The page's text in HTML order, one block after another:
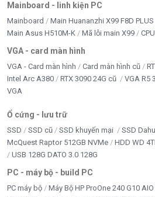
Mainboard - linh kiện PC
Mainboard Main Huananzhi X99 F8D PLUS
Main Asus H510M-K
Mã lỗi main X99 CPU
VGA - card màn hình
VGA - Card màn hình Card màn hình cũ
Intel Arc A380
RTX 3090 24G cũ VGA R5
VGA
Ổ cứng - lưu trữ
SSD SSD cũ SSD khuyến mại SSD
McQuest Raptor 512GB NVMe
HDD WD
USB 128G DATO 3.0 128G
PC - máy bộ - build PC
PC máy bộ Máy Bộ HP ProOne 240 G10